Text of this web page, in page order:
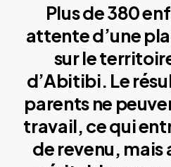
Plus de 380
attente d’une
sur le
d’Abitibi. Le
parents ne
travail, ce qui
de revenu, mais